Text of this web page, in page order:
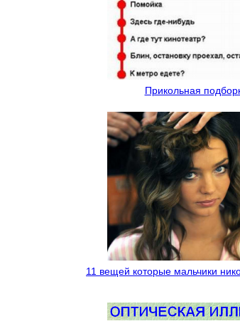
Прикольная
11 вещей которые мальчики